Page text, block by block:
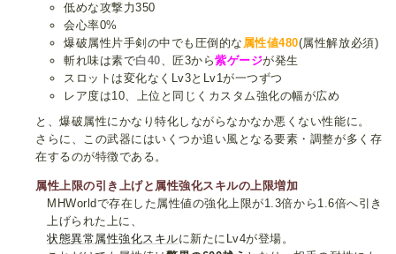
低めな攻撃力350
会心率0%
爆破属性片手剣の中でも圧倒的な 属性値480(属性解放必須)
斬れ味は素で白40、匠3から紫ゲージが発生
スロットは変化なくLv3とLv1が一つずつ
レア度は10、上位と同じくカスタム強化の幅が広め
と、爆破属性にかなり特化しながらなかなか悪くない性能に。
さらに、この武器にはいくつか追い風となる要素・調整が多く存
在するのが特徴である。
属性上限の引き上げと属性強化スキルの上限増加
MHWorldで存在した属性値の強化上限が1.3倍から1.6倍へ引き
上げられた上に、
状態異常属性強化スキルに新たにLv4が登場。